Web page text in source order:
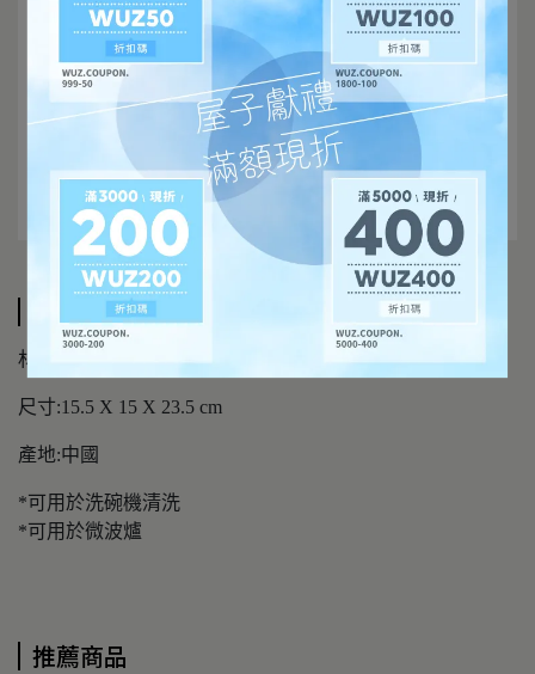
規格說明
材質:炻瓷
尺寸:15.5 X 15 X 23.5 cm
產地:中國
*可用於洗碗機清洗
*可用於微波爐
推薦商品